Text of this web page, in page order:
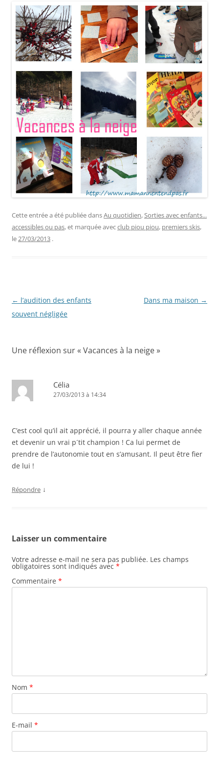
Cette entrée a été publiée dansAu quotidien,Sorties avec enfants...
accessibles ou pas, et marquée avecclub piou piou, premiers skis,
le27/03/2013 .
Navigation
des
← l’audition des enfants
souvent négligée
Dans ma maison →
Une réflexion sur « Vacances à la neige»
Célia
27/03/2013 à 14:34
C’est cool qu’il ait apprécié, il pourra y aller chaque année
et devenir un vrai p´tit champion ! Ca lui permet de
prendre de l’autonomie tout en s’amusant. Il peut être fier
de lui !
Répondre ↓
Laisser un commentaire
Votre adresse e-mail ne sera pas publiée. Les champs
obligatoires sont indiqués avec *
Commentaire *
Nom *
E-mail *